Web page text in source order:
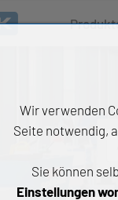
Wir verwenden
Seite notwendig,
Sie können
Einstellungen